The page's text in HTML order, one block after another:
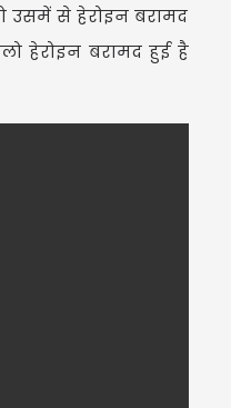
उसमें से हेरोइन बरामद
हेरोइन बरामद हुई है